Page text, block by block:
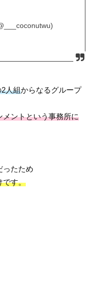
人組からなるグループ
ントという事務所に
ったため
です。